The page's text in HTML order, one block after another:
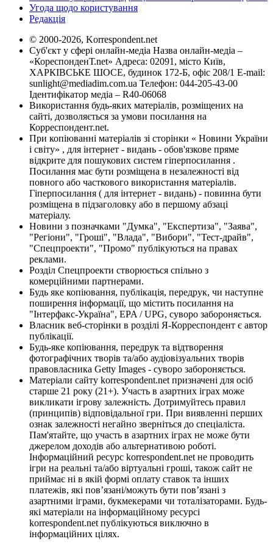
Угода щодо користування
Редакція
© 2000-2026, Korrespondent.net
Суб'єкт у сфері онлайн-медіа Назва онлайн-медіа –
«КореспонденТ.net» Адреса: 02091, місто Київ,
ХАРКІВСЬКЕ ШОСЕ, будинок 172-Б, офіс 208/1 E-mail:
sunlight@mediadim.com.ua Телефон: 044-205-43-00
Ідентифікатор медіа – R40-06068
Використання будь-яких матеріалів, розміщених на
сайті, дозволяється за умови посилання на
Корреспондент.net.
При копіюванні матеріалів зі сторінки « Новини України
і світу» , для інтернет - видань - обов'язкове пряме
відкрите для пошукових систем гіперпосилання .
Посилання має бути розміщена в незалежності від
повного або часткового використання матеріалів.
Гіперпосилання ( для інтернет - видань) - повинна бути
розміщена в підзаголовку або в першому абзаці
матеріалу.
Новини з позначками "Думка", "Експертиза", "Заява",
"Регіони", "Гроші", "Влада", "Вибори", "Тест-драйв",
"Спецпроекти", "Промо" публікуються на правах
реклами.
Розділ Спецпроекти створюється спільно з
комерційними партнерами.
Будь яке копіювання, публікація, передрук, чи наступне
поширення інформації, що містить посилання на
"Інтерфакс-Україна", EPA / UPG, суворо забороняється.
Власник веб-сторінки в розділі Я-Корреспондент є автор
публікації.
Будь-яке копіювання, передрук та відтворення
фотографічних творів та/або аудіовізуальних творів
правовласника Getty Images - суворо забороняється.
Матеріали сайту korrespondent.net призначені для осіб
старше 21 року (21+). Участь в азартних іграх може
викликати ігрову залежність. Дотримуйтесь правил
(принципів) відповідальної гри. При виявленні перших
ознак залежності негайно зверніться до спеціаліста.
Пам'ятайте, що участь в азартних іграх не може бути
джерелом доходів або альтернативою роботі.
Інформаційний ресурс korrespondent.net не проводить
ігри на реальні та/або віртуальні гроші, також сайт не
приймає ні в якій формі оплату ставок та інших
платежів, які пов’язані/можуть бути пов’язані з
азартними іграми, букмекерами чи тоталізаторами. Будь-
які матеріали на інформаційному ресурсі
korrespondent.net публікуються виключно в
інформаційних цілях.